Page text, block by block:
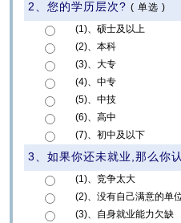
2、您的学历层次? ( 单选 )
(1)、硕士及以上
(2)、本科
(3)、大专
(4)、中专
(5)、中技
(6)、高中
(7)、初中及以下
3、如果你还未就业,那么你
(1)、竞争太大
(2)、没有自己满意的单
(3)、自身就业能力欠缺